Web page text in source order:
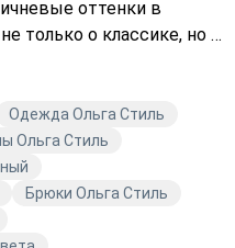
только о классике, но и
подойдут для любого
что подчеркнёт вашу
от известного
и получите свой
Подберите платье,
Одежда Ольга Стиль
Ольга Стиль
Брюки Ольга Стиль